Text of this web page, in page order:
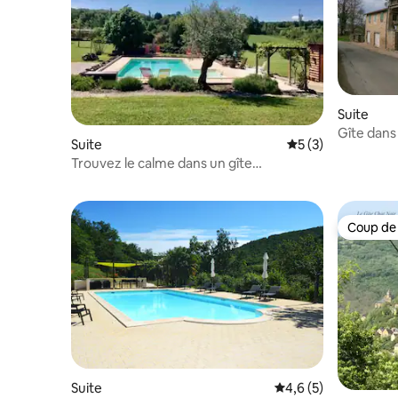
Suite Évaluation
5 (3)
Trouvez le calme dans un gîte
Suite
Gîte
Suite Évaluation
4,6 (5)
Coup
Coup